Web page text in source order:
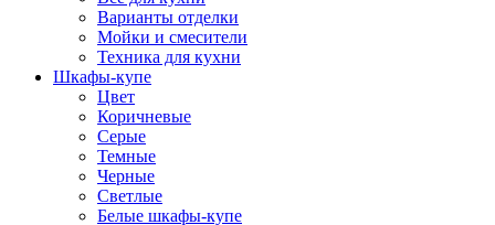
Варианты отделки
Мойки и смесители
Техника для кухни
Шкафы-купе
Цвет
Коричневые
Серые
Темные
Черные
Светлые
Белые шкафы-купе